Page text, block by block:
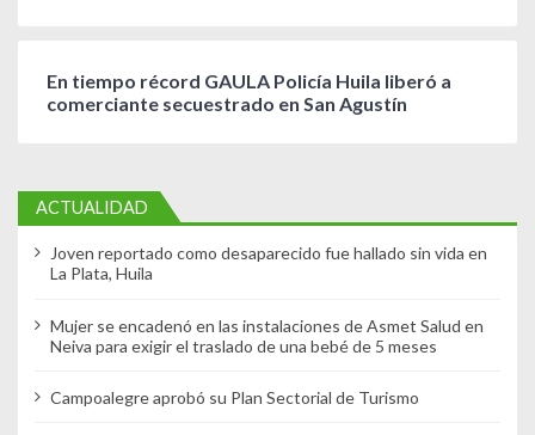
En tiempo récord GAULA Policía Huila liberó a
comerciante secuestrado en San Agustín
ACTUALIDAD
Joven reportado como desaparecido fue hallado sin vida en
La Plata, Huila
Mujer se encadenó en las instalaciones de Asmet Salud en
Neiva para exigir el traslado de una bebé de 5 meses
Campoalegre aprobó su Plan Sectorial de Turismo